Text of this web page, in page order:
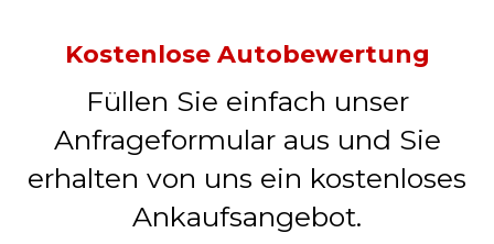
Kostenlose Autobewertung
Füllen Sie einfach unser
Anfrageformular aus und Sie
erhalten von uns ein kostenloses
Ankaufsangebot.